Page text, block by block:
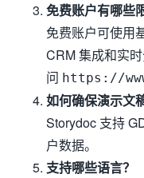
免费账户有哪些
免费账户可使用
CRM 集成和实
问 https://
如何确保演示文
Storydoc 支持
户数据。
支持哪些语言？